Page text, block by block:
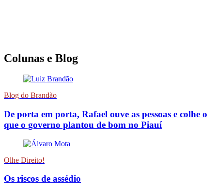
Colunas e Blog
Blog do Brandão
De porta em porta, Rafael ouve as pessoas e colhe o
que o governo plantou de bom no Piauí
Olhe Direito!
Os riscos de assédio